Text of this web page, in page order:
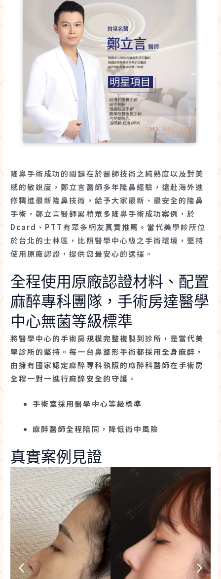
隆鼻手術成功的關鍵在於醫師技術之純熟度以及對美
感的敏銳度，鄭立言醫師多年隆鼻經驗，遠赴海外進
修精進最新隆鼻技術，給予大家最新、最安全的隆鼻
手術，鄭立言醫師累積眾多隆鼻手術成功案例，於
Dcard、PTT有眾多網友真實推薦。當代美學診所位
於台北的士林區，比照醫學中心級之手術環境，堅持
使用原廠認證，提供您最安心的選擇。
全程使用原廠認證材料、配置
麻醉專科團隊，手術房達醫學
中心無菌等級標準
將醫學中心的手術房規模完整複製到診所，是當代美
學診所的堅持。每一台鼻整形手術都採用全身麻醉，
由擁有國家認定麻醉專科執照的麻醉科醫師在手術房
全程一對一進行麻醉安全的守護。
手術室採用醫學中心等級標準
麻醉醫師全程陪同，降低術中風險
真實案例見證